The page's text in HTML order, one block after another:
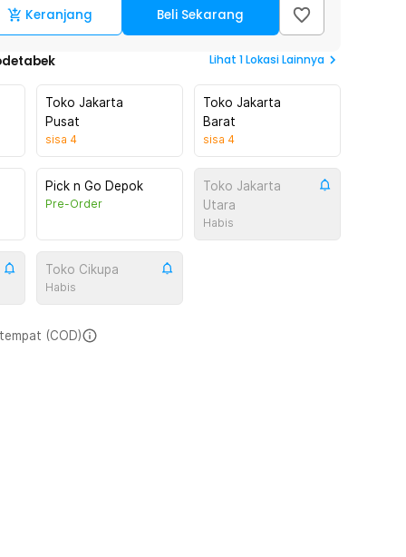
Keranjang Beli Sekarang
Lihat 1Lokasi Lainnya
Toko Jakarta
Pusat
sisa 4
Toko Jakarta
Barat
sisa 4
Pick n Go Depok
Pre-Order
Toko Jakarta
Utara
Habis
Toko Cikupa
Habis
(COD)